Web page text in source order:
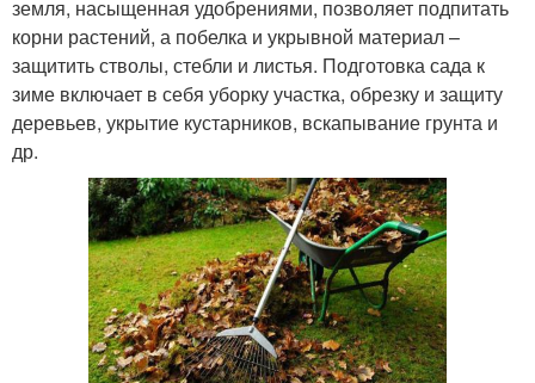
земля, насыщенная удобрениями, позволяет подпитать
корни растений, а побелка и укрывной материал –
защитить стволы, стебли и листья. Подготовка сада к
зиме включает в себя уборку участка, обрезку и защиту
деревьев, укрытие кустарников, вскапывание грунта и
др.